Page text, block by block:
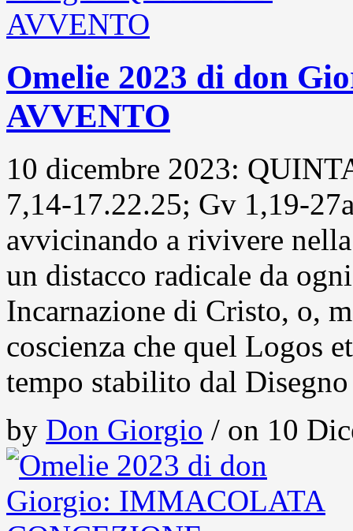
Omelie 2023 di don
AVVENTO
10 dicembre 2023:
7,14-17.22.25; Gv 1,19-
avvicinando a rivivere
un distacco radicale da
Incarnazione di Cristo, o,
coscienza che quel Logos
tempo stabilito dal
by Don Giorgio / on 10